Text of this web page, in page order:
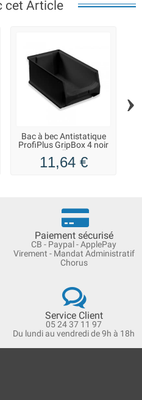
cet Article
Bac à bec Antistatique
ProfiPlus GripBox 4 noir
Allit
11,64 €
›
Paiement sécurisé
CB - Paypal - ApplePay
Virement - Mandat Administratif
Chorus
Service Client
05 24 37 11 97
Du lundi au vendredi de 9h à 18h